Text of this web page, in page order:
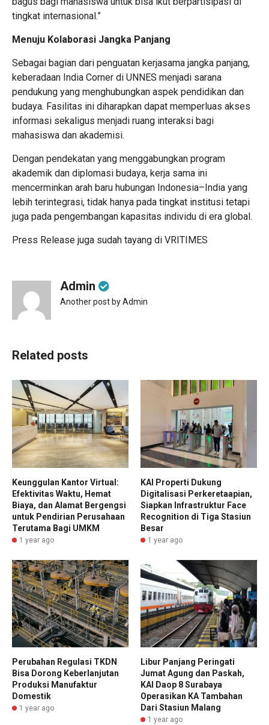
tingkat internasional.”
Menuju Kolaborasi Jangka Panjang
Sebagai bagian dari penguatan kerjasama jangka panjang,
keberadaan India Corner di UNNES menjadi sarana
pendukung yang menghubungkan aspek pendidikan dan
budaya. Fasilitas ini diharapkan dapat memperluas akses
informasi sekaligus menjadi ruang interaksi bagi
mahasiswa dan akademisi.
Dengan pendekatan yang menggabungkan program
akademik dan diplomasi budaya, kerja sama ini
mencerminkan arah baru hubungan Indonesia–India yang
lebih terintegrasi, tidak hanya pada tingkat institusi tetapi
juga pada pengembangan kapasitas individu di era global.
Press Release juga sudah tayang di VRITIMES
Admin
Another post by Admin
Related posts
Keunggulan Kantor Virtual:
Efektivitas Waktu, Hemat
Biaya, dan Alamat Bergengsi
untuk Pendirian Perusahaan
Terutama Bagi UMKM
1 year ago
KAI Properti Dukung
Digitalisasi Perkeretaapian,
Siapkan Infrastruktur Face
Recognition di Tiga Stasiun
Besar
1 year ago
Perubahan Regulasi TKDN
Bisa Dorong Keberlanjutan
Produksi Manufaktur
Domestik
1 year ago
Libur Panjang Peringati
Jumat Agung dan Paskah,
KAI Daop 8 Surabaya
Operasikan KA Tambahan
Dari Stasiun Malang
1 year ago